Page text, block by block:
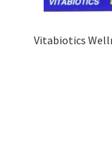
Vitabiotics